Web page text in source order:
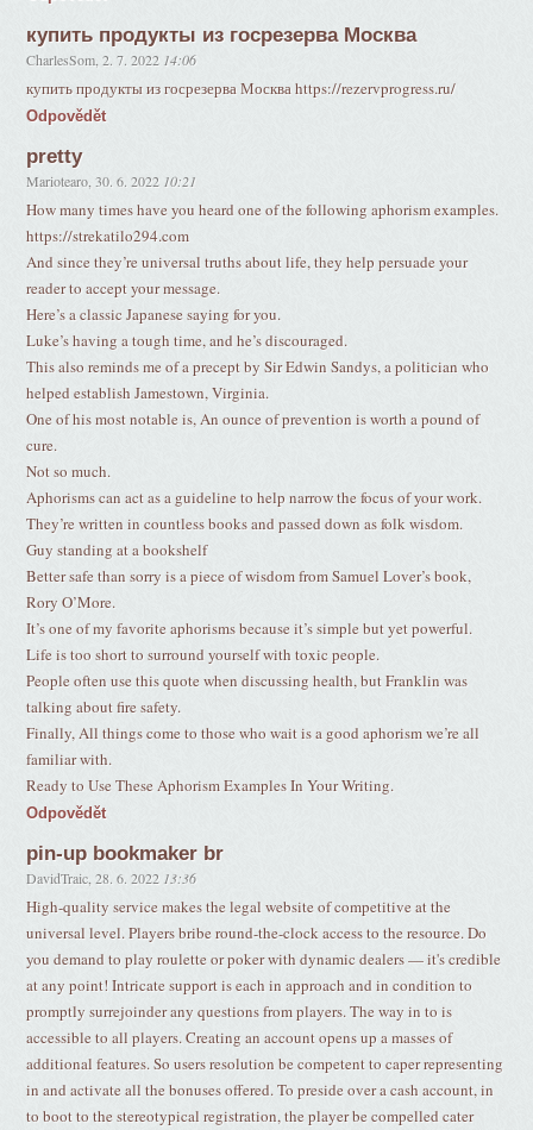
купить продукты из госрезерва Москва
CharlesSom ,2. 7. 2022 14:06
купить продукты из госрезерва Москва https://rezervprogress.ru/
Odpovědět
pretty
Mariotearo ,30. 6. 2022 10:21
How many times have you heard one of the following aphorism examples.
https://strekatilo294.com
And since they’re universal truths about life, they help persuade your
reader to accept your message.
Here’s a classic Japanese saying for you.
Luke’s having a tough time, and he’s discouraged.
This also reminds me of a precept by Sir Edwin Sandys, a politician who
helped establish Jamestown, Virginia.
One of his most notable is, An ounce of prevention is worth a pound of
cure.
Not so much.
Aphorisms can act as a guideline to help narrow the focus of your work.
They’re written in countless books and passed down as folk wisdom.
Guy standing at a bookshelf
Better safe than sorry is a piece of wisdom from Samuel Lover’s book,
Rory O’More.
It’s one of my favorite aphorisms because it’s simple but yet powerful.
Life is too short to surround yourself with toxic people.
People often use this quote when discussing health, but Franklin was
talking about fire safety.
Finally, All things come to those who wait is a good aphorism we’re all
familiar with.
Ready to Use These Aphorism Examples In Your Writing.
Odpovědět
pin-up bookmaker br
DavidTraic ,28. 6. 2022 13:36
High-quality service makes the legal website of competitive at the
universal level. Players bribe round-the-clock access to the resource. Do
you demand to play roulette or poker with dynamic dealers — it's credible
at any point! Intricate support is each in approach and in condition to
promptly surrejoinder any questions from players. The way in to is
accessible to all players. Creating an account opens up a masses of
additional features. So users resolution be competent to caper representing
in and activate all the bonuses offered. To preside over a cash account, in
to boot to the stereotypical registration, the player be compelled cater